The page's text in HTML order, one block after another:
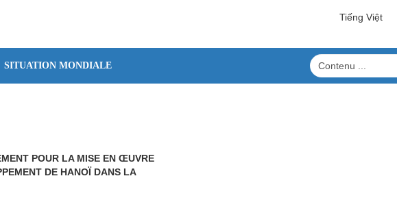
Tiếng Việt
SITUATION MONDIALE
POUR LA MISE EN ŒUVRE
DE HANOÏ DANS LA